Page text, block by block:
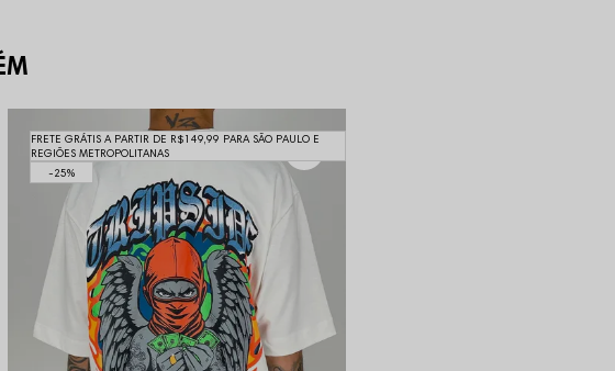
25%
FRETE GRÁTIS A PARTIR DE R$149,99 PARA SÃO PAULO E
REGIÕES METROPOLITANAS